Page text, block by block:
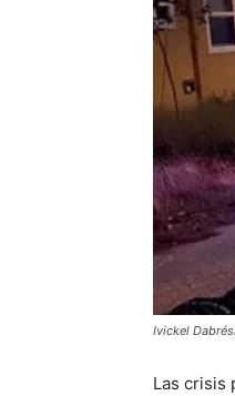
Ivickel
Las crisis